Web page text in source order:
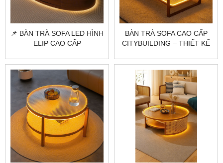
📌 BÀN TRÀ SOFA LED HÌNH
ELIP CAO CẤP
BÀN TRÀ SOFA CAO CẤP
CITYBUILDING – THIẾT KẾ
CHO PHÒNG KHÁCH